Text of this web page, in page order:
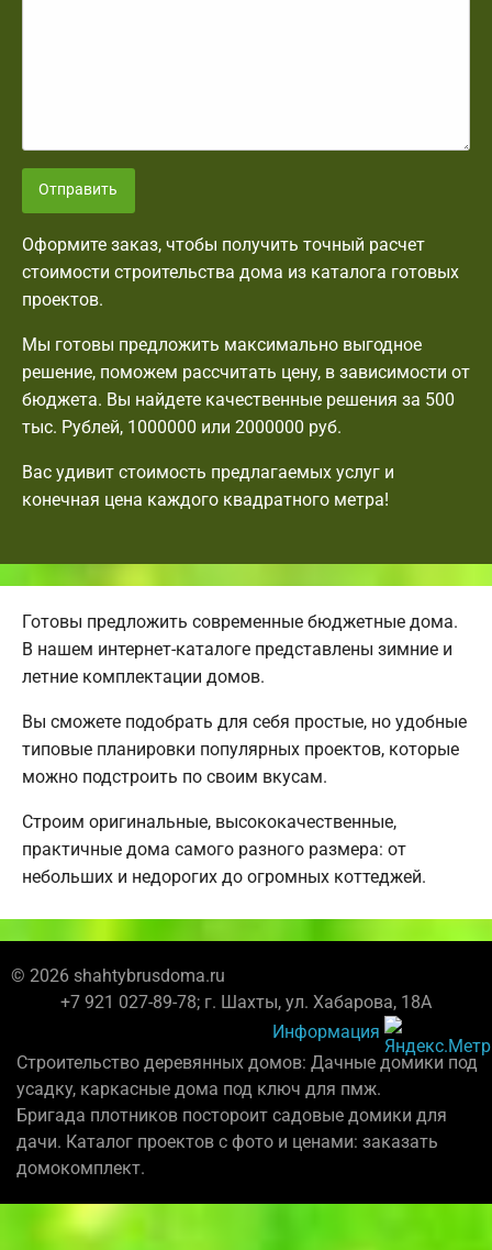
Отправить
Оформите заказ, чтобы получить точный расчет
стоимости строительства дома из каталога готовых
проектов.
Мы готовы предложить максимально выгодное
решение, поможем рассчитать цену, в зависимости от
бюджета. Вы найдете качественные решения за 500
тыс. Рублей, 1000000 или 2000000 руб.
Вас удивит стоимость предлагаемых услуг и
конечная цена каждого квадратного метра!
Готовы предложить современные бюджетные дома.
В нашем интернет-каталоге представлены зимние и
летние комплектации домов.
Вы сможете подобрать для себя простые, но удобные
типовые планировки популярных проектов, которые
можно подстроить по своим вкусам.
Строим оригинальные, высококачественные,
практичные дома самого разного размера: от
небольших и недорогих до огромных коттеджей.
© 2026 shahtybrusdoma.ru
+7 921 027-89-78; г. Шахты, ул. Хабарова, 18А
Информация
Строительство деревянных домов: Дачные домики под
усадку, каркасные дома под ключ для пмж.
Бригада плотников постороит садовые домики для
дачи. Каталог проектов с фото и ценами: заказать
домокомплект.